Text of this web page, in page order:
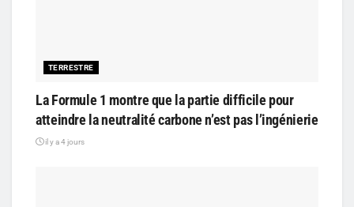
TERRESTRE
La Formule 1 montre que la partie difficile pour
atteindre la neutralité carbone n’est pas l’ingénierie
il y a 4 jours